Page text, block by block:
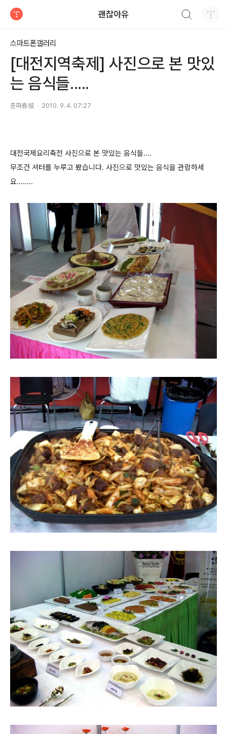
괜찮아유
스마트폰갤러리
[대전지역축제] 사진으로 본 맛있
는 음식들.....
춘파春坡 2010. 9. 4. 07:27
대전국제요리축전 사진으로 본 맛있는 음식들....
무조건 셔터를 누루고 봤습니다. 사진으로 맛있는 음식을 관람하세
요........